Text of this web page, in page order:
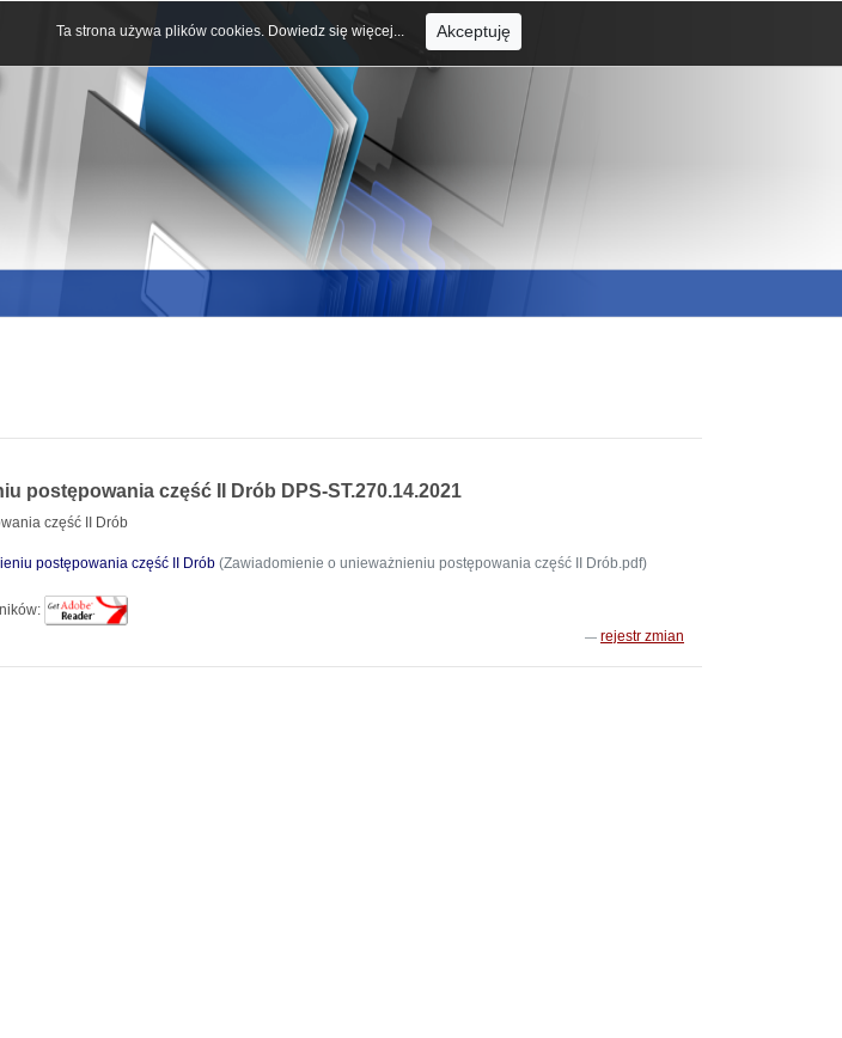
postępowania część II Drób DPS-ST.270.14.2021
część II Drób
postępowania część II Drób (Zawiadomienie o unieważnieniu postępowania część II Drób.pdf)
rejestr zmian
Ta strona używa plików cookies. Dowiedz się więcej... Akceptuję